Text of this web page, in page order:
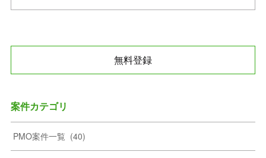
無料登録
案件カテゴリ
PMO案件一覧 (40)